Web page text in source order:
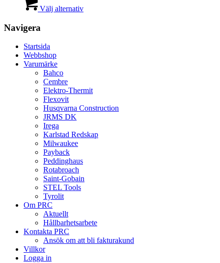
kan
Välj alternativhär
väljas
på
produktsidan
Navigera
Startsida
Webbshop
Varumärke
Bahco
Cembre
Elektro-Thermit
Flexovit
Husqvarna Construction
JRMS DK
Irega
Karlstad Redskap
Milwaukee
Payback
Peddinghaus
Rotabroach
Saint-Gobain
STEL Tools
Tyrolit
Om PRC
Aktuellt
Hållbarhetsarbete
Kontakta PRC
Ansök om att bli fakturakund
Villkor
Logga in